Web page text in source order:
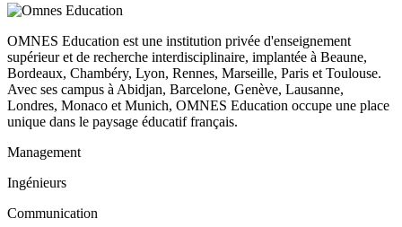
OMNES Education est une institution privée d'enseignement
supérieur et de recherche interdisciplinaire, implantée à Beaune,
Bordeaux, Chambéry, Lyon, Rennes, Marseille, Paris et Toulouse.
Avec ses campus à Abidjan, Barcelone, Genève, Lausanne,
Londres, Monaco et Munich, OMNES Education occupe une place
unique dans le paysage éducatif français.
Management
Ingénieurs
Communication